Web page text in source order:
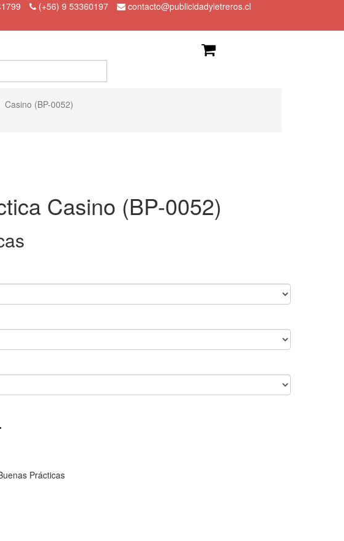
(+56) 9 53360197 contacto@publicidadyletreros.cl
Casino (BP-0052)
Casino (BP-0052)
Prácticas